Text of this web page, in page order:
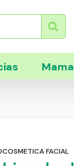
FACIAL